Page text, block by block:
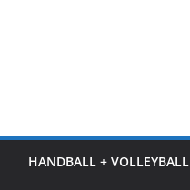
HANDBALL + VOLLEYBALL